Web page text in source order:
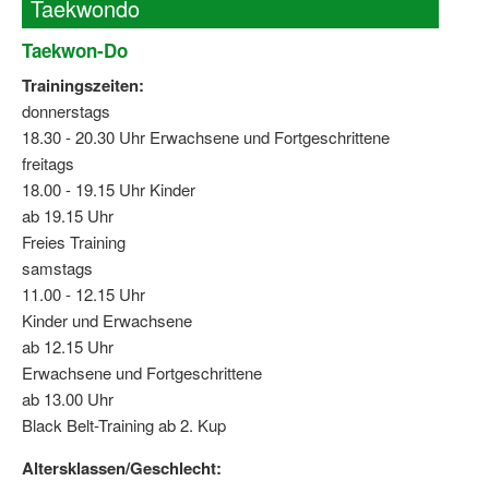
Dortmund lernt Schwimmen
Mädchen in Mannschaftssportarten
Bewegungszwerge
Bewegungskindergarten
Mini-Sportabzeichen
Sportgutschein 4.0
SportartCheck
Sport im Ganztag
Sport vor Ort
Integration durch Sport
Taekwondo
Taekwon-Do
Trainingszeiten:
donnerstags
18.30 - 20.30 Uhr Erwachsene und Fortgeschrittene
freitags
18.00 - 19.15 Uhr Kinder
ab 19.15 Uhr
Freies Training
samstags
11.00 - 12.15 Uhr
Kinder und Erwachsene
ab 12.15 Uhr
Erwachsene und Fortgeschrittene
ab 13.00 Uhr
Black Belt-Training ab 2. Kup
Altersklassen/Geschlecht: